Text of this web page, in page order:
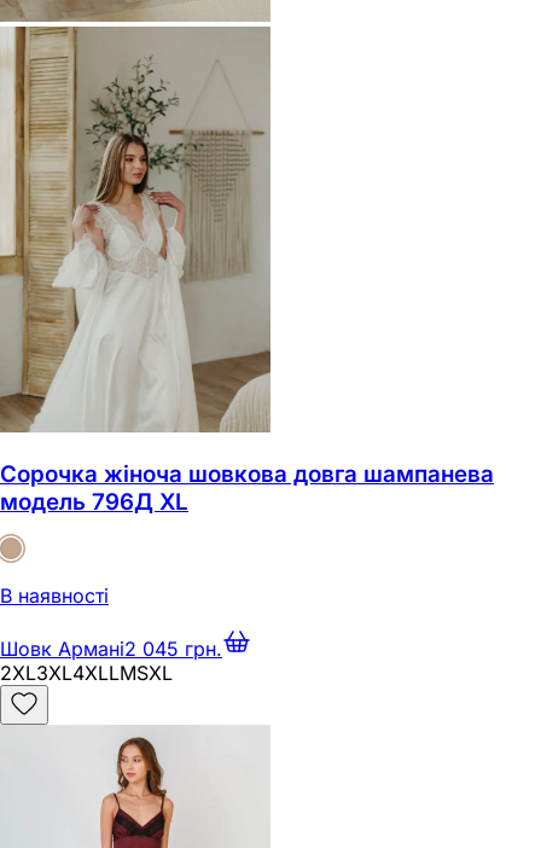
Сорочка жіноча шовкова довга шампанева
модель 796Д XL
В наявності
Шовк Армані2 045 грн.
2XL3XL4XLLMSXL